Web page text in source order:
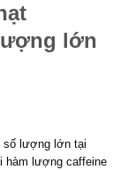
lớn
số lượng lớn tại
hàm lượng caffeine